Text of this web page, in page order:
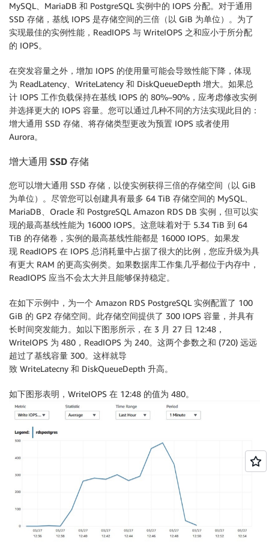
MySQL、MariaDB 和 PostgreSQL 实例中的 IOPS 分配。对于通用
SSD 存储，基线 IOPS 是存储空间的三倍（以 GiB 为单位）。为了
实现最佳的实例性能，ReadIOPS 与 WriteIOPS 之和应小于所分配
的 IOPS。
在突发容量之外，增加 IOPS 的使用量可能会导致性能下降，体现
为 ReadLatency、WriteLatency 和 DiskQueueDepth 增大。如果总
计 IOPS 工作负载保持在基线 IOPS 的 80%–90%，应考虑修改实例
并选择更大的 IOPS 容量。您可以通过几种不同的方法实现此目的：
增大通用 SSD 存储、将存储类型更改为预置 IOPS 或者使用
Aurora。
增大通用 SSD 存储
您可以增大通用 SSD 存储，以使实例获得三倍的存储空间（以 GiB
为单位）。尽管您可以创建具有最多 64 TiB 存储空间的 MySQL、
MariaDB、Oracle 和 PostgreSQL Amazon RDS DB 实例，但可以实
现的最高基线性能为 16000 IOPS。这意味着对于 5.34 TiB 到 64
TiB 的存储卷，实例的最高基线性能都是 16000 IOPS。如果发
现 ReadIOPS 在 IOPS 总消耗量中占据了很大的比例，您应升级为具
有更大 RAM 的更高实例类。如果数据库工作集几乎都位于内存中，
ReadIOPS 应当不会太大并且能够保持稳定。
在如下示例中，为一个 Amazon RDS PostgreSQL 实例配置了 100
GiB 的 GP2 存储空间。此存储空间提供了 300 IOPS 容量，并具有
长时间突发能力。如以下图形所示，在 3 月 27 日 12:48，
WriteIOPS 为 480，ReadIOPS 为 240。这两个参数之和 (720) 远远
超过了基线容量 300。这样就导
致 WriteLatecny 和 DiskQueueDepth 升高。
如下图形表明，WriteIOPS 在 12:48 的值为 480。